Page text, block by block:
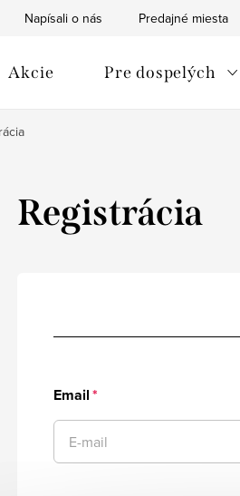
Napísali o nás Predajné miesta
Akcie Pre dospelých
Registrácia
Email